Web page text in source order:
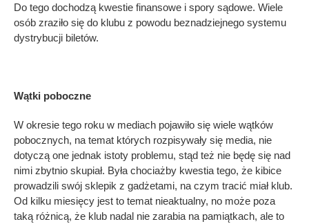
Do tego dochodzą kwestie finansowe i spory sądowe. Wiele
osób zraziło się do klubu z powodu beznadziejnego systemu
dystrybucji biletów.
Wątki poboczne
W okresie tego roku w mediach pojawiło się wiele wątków
pobocznych, na temat których rozpisywały się media, nie
dotyczą one jednak istoty problemu, stąd też nie będę się nad
nimi zbytnio skupiał. Była chociażby kwestia tego, że kibice
prowadzili swój sklepik z gadżetami, na czym tracić miał klub.
Od kilku miesięcy jest to temat nieaktualny, no może poza
taką różnicą, że klub nadal nie zarabia na pamiątkach, ale to